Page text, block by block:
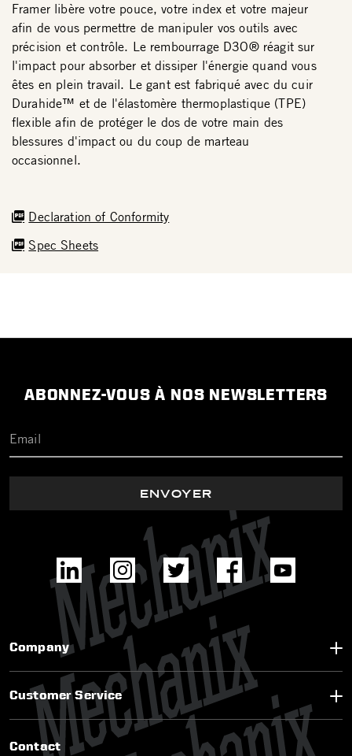
Declaration of Conformity
Spec Sheets
Framer libère votre pouce, votre index et votre majeur
afin de vous permettre de manipuler vos outils avec
précision et contrôle. Le rembourrage D3O® réagit sur
l'impact pour absorber et dissiper l'énergie quand vous
êtes en plein travail. Le gant est fabriqué avec du cuir
Durahide™ et de l'élastomère thermoplastique (TPE)
flexible afin de protéger le dos de votre main des
blessures d'impact ou du coup de marteau
occasionnel.
ABONNEZ-VOUS À NOS NEWSLETTERS
ENVOYER
Company
Customer Service
Contact